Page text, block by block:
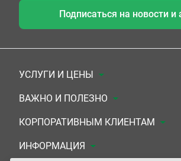
Подписаться на новости и
УСЛУГИ И ЦЕНЫ
Анализы
Комплексы
УЗИ
ВАЖНО И ПОЛЕЗНО
Документы для заключения
Система скидок
КОРПОРАТИВНЫМ КЛИЕНТАМ
Медицинским организациям
ИНФОРМАЦИЯ